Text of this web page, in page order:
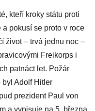
kteří kroky státu proti
pokusí se proto v roce
život – trvá jednu noc –
Freikorps i
patnáct let. Požár
byl Adolf Hitler
prezident Paul von
a vypisuje na 5. března